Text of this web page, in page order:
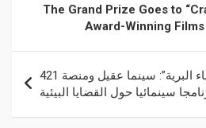
The Grand Prize Goes to
Award-Winning
تحت عنوان “تلك الأشياء البرية”: سينما عقيل ومنصة 421
سينمائيا حول القضايا البيئية